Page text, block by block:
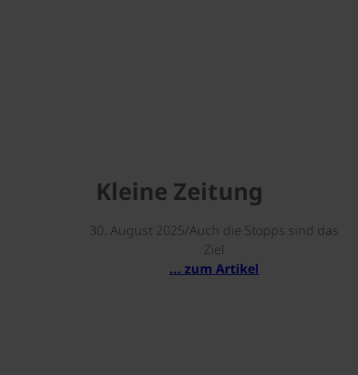
Kleine Zeitung
30. August 2025/Auch die Stopps sind das
Ziel
... zum Artikel